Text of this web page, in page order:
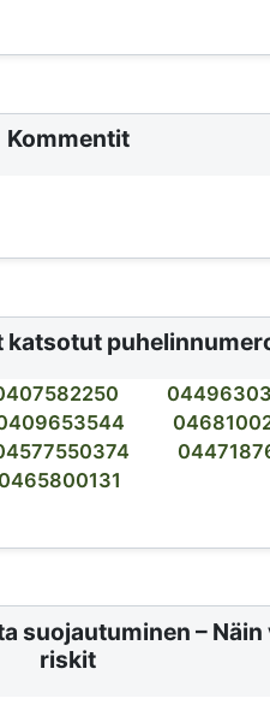
Kommentit
katsotut
0465800131
suojautuminen – Näin
riskit